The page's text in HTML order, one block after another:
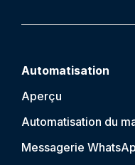
Automatisation
Aperçu
Automatisation du
Messagerie